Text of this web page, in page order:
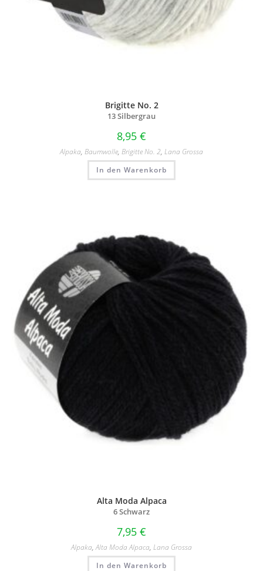
Brigitte No. 2
13 Silbergrau
8,95 €
Alpaka, Baumwolle, Brigitte No. 2, Lana Grossa
In den Warenkorb
Alta Moda Alpaca
6 Schwarz
7,95 €
Alpaka,Alta Moda Alpaca, Lana Grossa
In den Warenkorb